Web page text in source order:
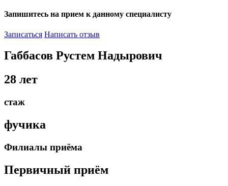
Запишитесь на прием к данному специалисту
Записаться Написать отзыв
Габбасов Рустем Надырович
28 лет
стаж
фучика
Филиалы приёма
Первичный приём